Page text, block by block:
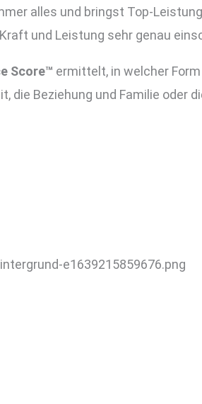
alles und bringst Top-
und Leistung sehr genau
Score™ ermittelt, in welcher
die Beziehung und Familie oder